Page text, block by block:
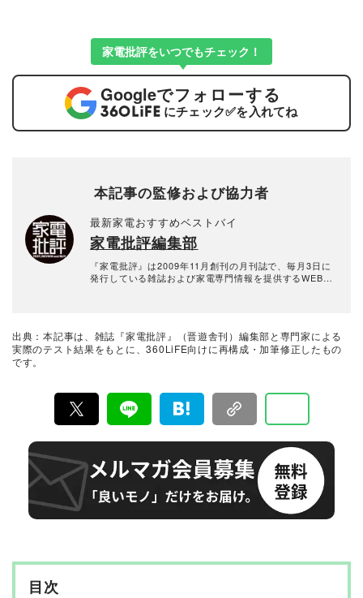
家電批評をいつでもチェック！
Googleでフォローする
にチェック✅を入れてね
本記事の監修および協力者
最新家電おすすめベストバイ
家電批評編集部
『家電批評』は2009年11月創刊の月刊誌で、毎月3日に
発行している雑誌および家電専門情報を提供するWEBメ
検証機関が実機テストを行い、価格やブランドに惑わさ
れることなく製品の本質的な性能を見極め、その良し悪
出典：本記事は、雑誌『家電批評』（晋遊舎刊）編集部と専門家による
実際のテスト結果をもとに、360LiFE向けに再構成・加筆修正したもの
です。
目次